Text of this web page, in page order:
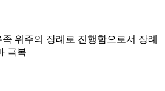
위주의 장례로 진행함으로서 장례
극복